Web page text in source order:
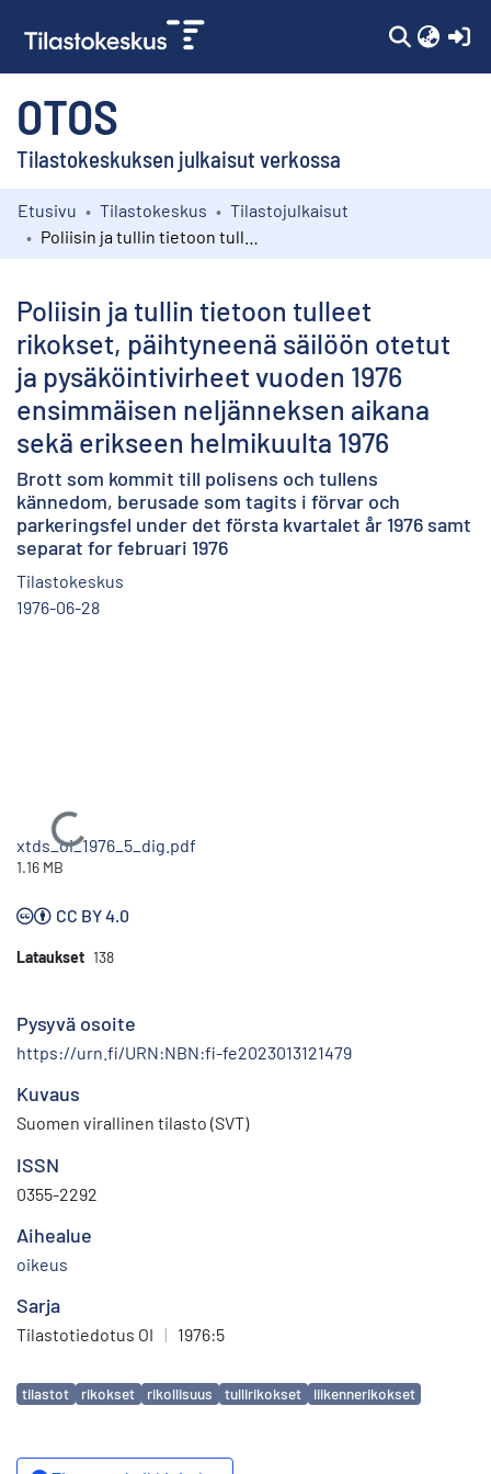
OTOS
Tilastokeskuksen julkaisut verkossa
Kokoelmat
Etusivu Tilastokeskus
Tilastojulkaisut
Poliisin ja tullin tietoon tulleet
rikokset, päihtyneenä säilöön otetut
ja pysäköintivirheet vuoden 1976
ensimmäisen neljänneksen aikana
sekä erikseen helmikuulta 1976
Brott som kommit till polisens och tullens
kännedom, berusade som tagits i förvar och
parkeringsfel under det första kvartalet år 1976 samt
separat for februari 1976
Tilastokeskus
1976-06-28
Ladataan...
xtds_oi_1976_5_dig.pdf
1.16 MB
CC BY 4.0
Lataukset 138
Pysyvä osoite
https://urn.fi/URN:NBN:fi-fe2023013121479
Kuvaus
Suomen virallinen tilasto (SVT)
ISSN
0355-2292
Aihealue
oikeus
Sarja
Tilastotiedotus OI | 1976:5
Avainsanat
tilastot rikokset rikollisuus tullirikokset liikennerikokset